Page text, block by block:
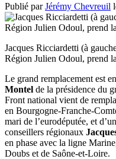
Publié parJérémy Chevreuil
Jacques Ricciardetti (à
Région Julien Odoul, prend
Le grand remplacement est
Montel de la présidence du
Front national vient de
en Bourgogne-Franche-
mari de l’eurodéputée, et
conseillers régionaux
en phase avec la ligne
Doubs et de Saône-et-Loire.